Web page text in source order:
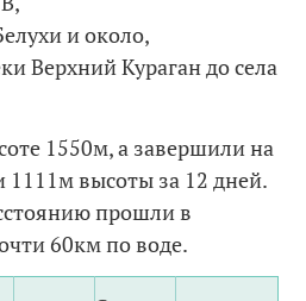
и около,
Верхний Кураган до села
1550м, а завершили на
1111м высоты за 12 дней.
прошли в
60км по воде.